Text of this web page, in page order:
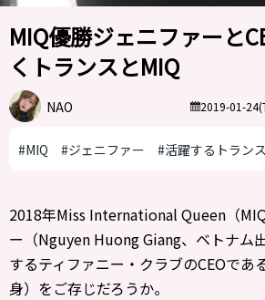
MIQ優勝ジェニファーと
くトランスとMIQ
NAO 2019-01-
#MIQ #ジェニファー #活躍するトラン
2018年Miss International Queen（
ー（Nguyen Huong Giang、ベトナム
するティファニー・クラブのCEOであ
身）をご存じだろうか。